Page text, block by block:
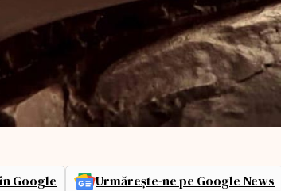
Google Urmărește-ne pe Google News